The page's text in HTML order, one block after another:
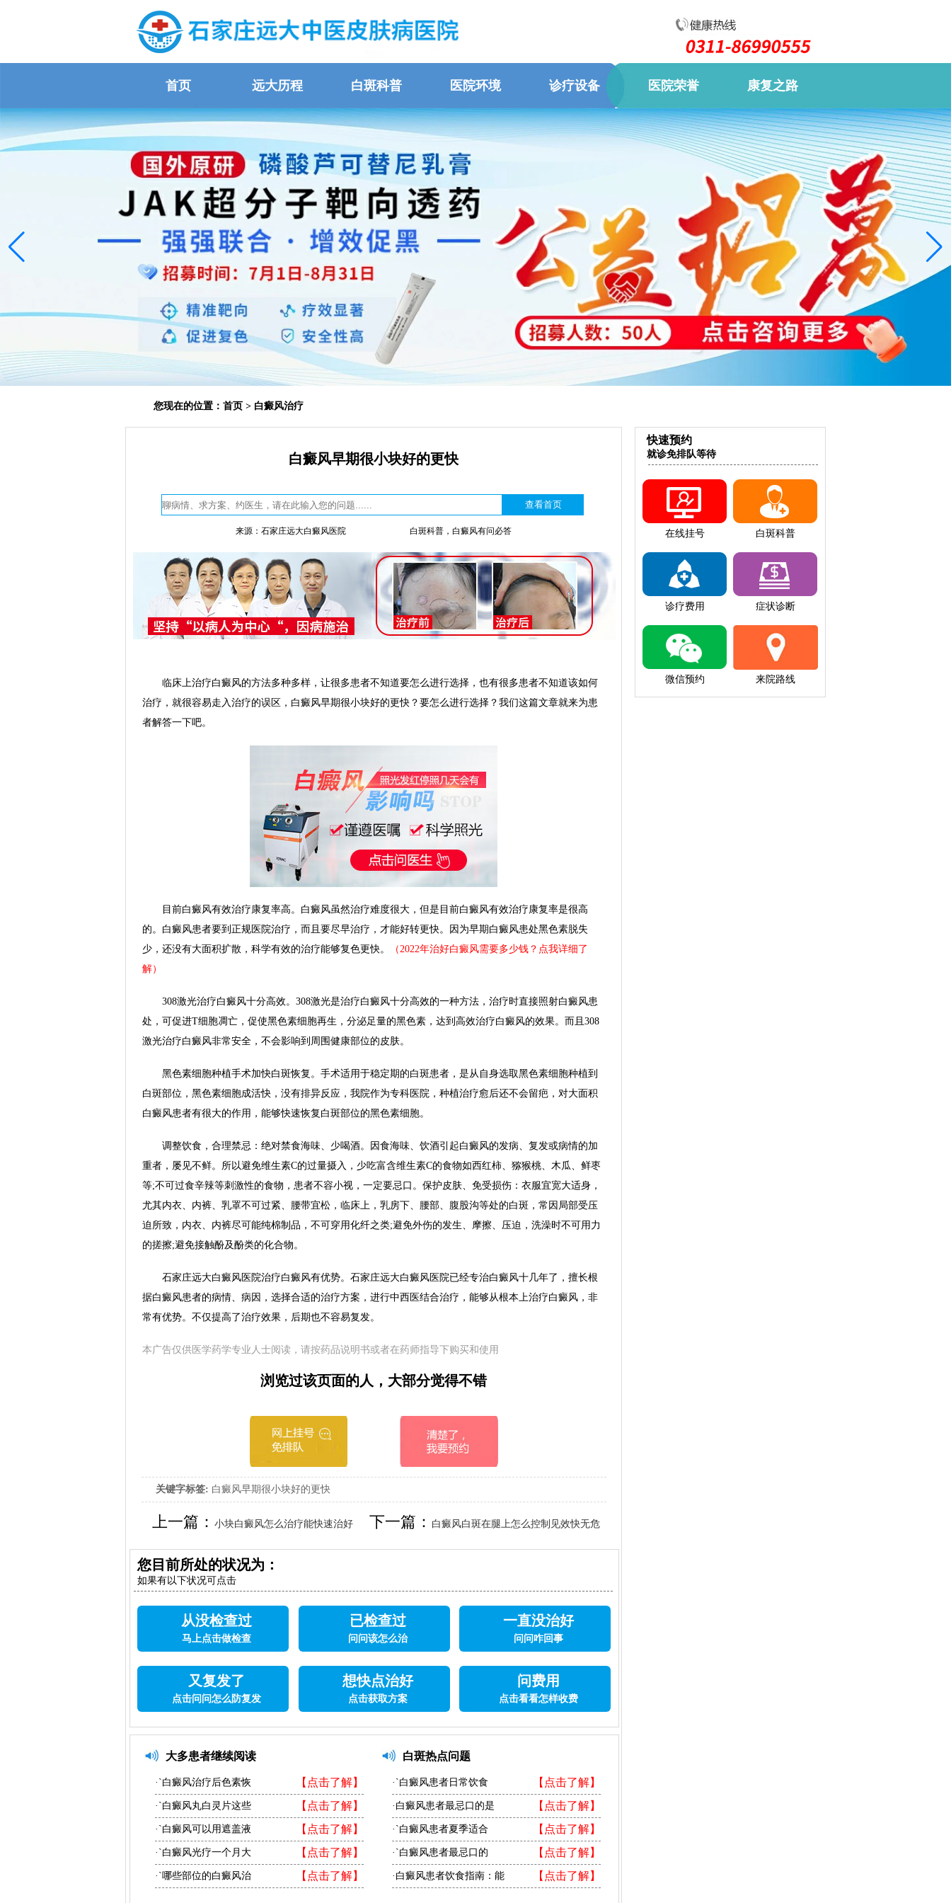
首页 远大历程 白斑科普 医院环境 诊疗设备 医院荣誉 康复之路
您现在的位置： 首页 > 白癜风治疗
白癜风早期很小块好的更快
来源：石家庄远大白癜风医院 白斑科普，白癜风有问必答
临床上治疗白癜风的方法多种多样，让很多患者不知道要怎么进行选择，也有很多患者不知道该如何
治疗，就很容易走入治疗的误区，白癜风早期很小块好的更快？要怎么进行选择？我们这篇文章就来为患
者解答一下吧。
目前白癜风有效治疗康复率高。白癜风虽然治疗难度很大，但是目前白癜风有效治疗康复率是很高
的。白癜风患者要到正规医院治疗，而且要尽早治疗，才能好转更快。因为早期白癜风患处黑色素脱失
少，还没有大面积扩散，科学有效的治疗能够复色更快。
（2022年治好白癜风需要多少钱？点我详细了
解）
308激光治疗白癜风十分高效。308激光是治疗白癜风十分高效的一种方法，治疗时直接照射白癜风患
处，可促进T细胞凋亡，促使黑色素细胞再生，分泌足量的黑色素，达到高效治疗白癜风的效果。而且308
激光治疗白癜风非常安全，不会影响到周围健康部位的皮肤。
黑色素细胞种植手术加快白斑恢复。手术适用于稳定期的白斑患者，是从自身选取黑色素细胞种植到
白斑部位，黑色素细胞成活快，没有排异反应，我院作为专科医院，种植治疗愈后还不会留疤，对大面积
白癜风患者有很大的作用，能够快速恢复白斑部位的黑色素细胞。
调整饮食，合理禁忌：绝对禁食海味、少喝酒。因食海味、饮酒引起白癜风的发病、复发或病情的加
重者，屡见不鲜。所以避免维生素C的过量摄入，少吃富含维生素C的食物如西红柿、猕猴桃、木瓜、鲜枣
等;不可过食辛辣等刺激性的食物，患者不容小视，一定要忌口。保护皮肤、免受损伤：衣服宜宽大适身，
尤其内衣、内裤、乳罩不可过紧、腰带宜松，临床上，乳房下、腰部、腹股沟等处的白斑，常因局部受压
迫所致，内衣、内裤尽可能纯棉制品，不可穿用化纤之类;避免外伤的发生、摩擦、压迫，洗澡时不可用力
的搓擦;避免接触酚及酚类的化合物。
石家庄远大白癜风医院治疗白癜风有优势。石家庄远大白癜风医院已经专治白癜风十几年了，擅长根
据白癜风患者的病情、病因，选择合适的治疗方案，进行中西医结合治疗，能够从根本上治疗白癜风，非
常有优势。不仅提高了治疗效果，后期也不容易复发。
本广告仅供医学药学专业人士阅读，请按药品说明书或者在药师指导下购买和使用
浏览过该页面的人，大部分觉得不错
关键字标签: 白癜风早期很小块好的更快
上一篇：小块白癜风怎么治疗能快速治好 下一篇： 白癜风白斑在腿上怎么控制见效快无危
害
您目前所处的状况为：
如果有以下状况可点击
从没检查过
马上点击做检查
已检查过
问问该怎么治
一直没治好
问问咋回事
又复发了
点击问问怎么防复发
想快点治好
点击获取方案
问费用
点击看看怎样收费
大多患者继续阅读
【点击了解】
·`白癜风治疗后色素恢
【点击了解】
·`白癜风丸白灵片这些
【点击了解】
·`白癜风可以用遮盖液
【点击了解】
·`白癜风光疗一个月大
【点击了解】
·`哪些部位的白癜风治
白斑热点问题
【点击了解】
·`白癜风患者日常饮食
【点击了解】
·白癜风患者最忌口的是
【点击了解】
·`白癜风患者夏季适合
【点击了解】
·`白癜风患者最忌口的
【点击了解】
·白癜风患者饮食指南：能
快速预约
就诊免排队等待
在线挂号 白斑科普
诊疗费用 症状诊断
微信预约 来院路线